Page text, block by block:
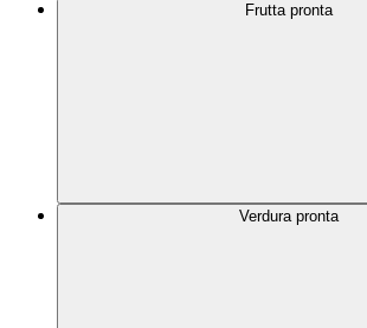
Frutta pronta
Verdura pronta